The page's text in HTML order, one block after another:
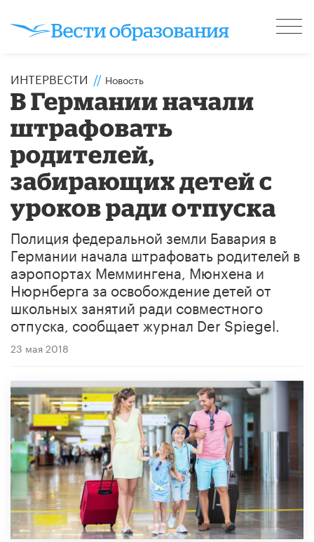
ИНТЕРВЕСТИ // Новость
В Германии начали
штрафовать
родителей,
забирающих детей с
уроков ради отпуска
Полиция федеральной земли Бавария в
Германии начала штрафовать родителей в
аэропортах Меммингена, Мюнхена и
Нюрнберга за освобождение детей от
школьных занятий ради совместного
отпуска, сообщает журнал Der Spiegel.
23 мая 2018